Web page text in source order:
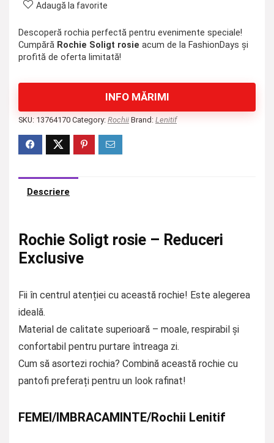
Adaugă la favorite
Descoperă rochia perfectă pentru evenimente speciale!
Cumpără Rochie Soligt rosie acum de la FashionDays și
profită de oferta limitată!
INFO MĂRIMI
SKU: 13764170 Category: Rochii Brand: Lenitif
Descriere
Rochie Soligt rosie – Reduceri
Exclusive
Fii în centrul atenției cu această rochie! Este alegerea
ideală.
Material de calitate superioară – moale, respirabil și
confortabil pentru purtare întreaga zi.
Cum să asortezi rochia? Combină această rochie cu
pantofi preferați pentru un look rafinat!
FEMEI/IMBRACAMINTE/Rochii Lenitif